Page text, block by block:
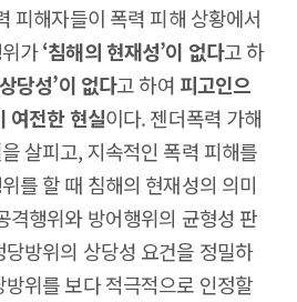
피해자들이 폭력 피해 상황에서
가‘침해의 현재성’이 없다고 하
당성’이 없다고 하여 피고인으
여전한 현실이다. 젠더폭력 가해
살피고, 지속적인 폭력 피해를
를 할 때 침해의 현재성의 의미
격행위와 방어행위의 균형성 판
방위의 상당성 요건을 정밀하
위를 보다 적극적으로 인정할